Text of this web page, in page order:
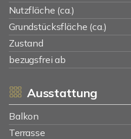
Nutzfläche (ca.)
Grundstücksfläche (ca.)
Zustand
bezugsfrei ab
Ausstattung
Balkon
Terrasse